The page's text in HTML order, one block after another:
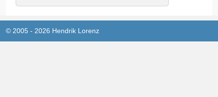
© 2005 - 2026 Hendrik Lorenz